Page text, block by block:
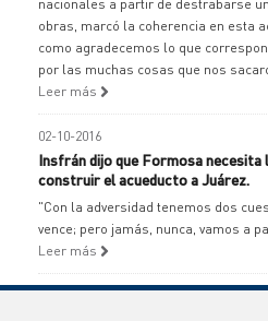
nacionales a partir de destrabarse
obras, marcó la coherencia en esta
como agradecemos lo que
por las muchas cosas que nos
Leer más
02-10-2016
Insfrán dijo que Formosa necesita
construir el acueducto a Juárez.
"Con la adversidad tenemos dos
vence; pero jamás, nunca, vamos a
Leer más